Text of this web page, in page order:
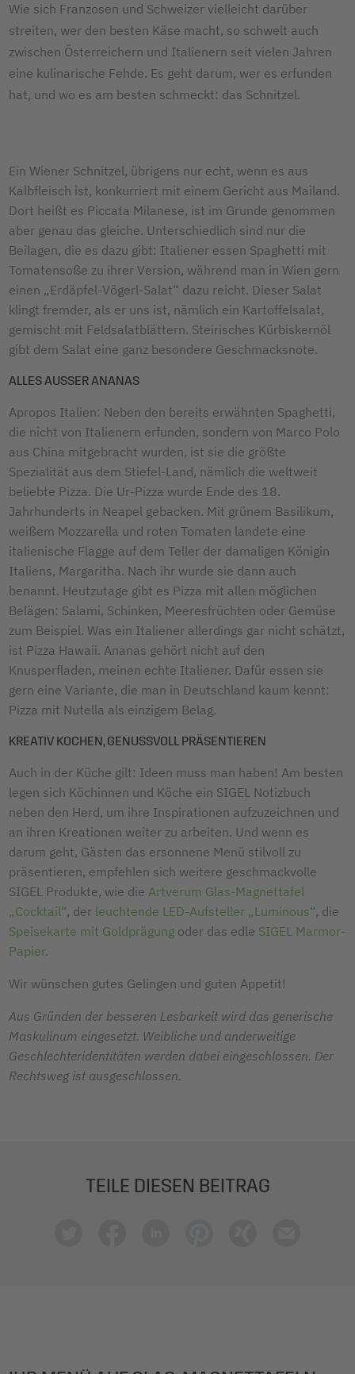
Wie sich Franzosen und Schweizer vielleicht darüber
streiten, wer den besten Käse macht, so schwelt auch
zwischen Österreichern und Italienern seit vielen Jahren
eine kulinarische Fehde. Es geht darum, wer es erfunden
hat, und wo es am besten schmeckt: das Schnitzel.
Ein Wiener Schnitzel, übrigens nur echt, wenn es aus
Kalbfleisch ist, konkurriert mit einem Gericht aus Mailand.
Dort heißt es Piccata Milanese, ist im Grunde genommen
aber genau das gleiche. Unterschiedlich sind nur die
Beilagen, die es dazu gibt: Italiener essen Spaghetti mit
Tomatensoße zu ihrer Version, während man in Wien gern
einen „Erdäpfel-Vögerl-Salat“ dazu reicht. Dieser Salat
klingt fremder, als er uns ist, nämlich ein Kartoffelsalat,
gemischt mit Feldsalatblättern. Steirisches Kürbiskernöl
gibt dem Salat eine ganz besondere Geschmacksnote.
ALLES AUSSER ANANAS
Apropos Italien: Neben den bereits erwähnten Spaghetti,
die nicht von Italienern erfunden, sondern von Marco Polo
aus China mitgebracht wurden, ist sie die größte
Spezialität aus dem Stiefel-Land, nämlich die weltweit
beliebte Pizza. Die Ur-Pizza wurde Ende des 18.
Jahrhunderts in Neapel gebacken. Mit grünem Basilikum,
weißem Mozzarella und roten Tomaten landete eine
italienische Flagge auf dem Teller der damaligen Königin
Italiens, Margaritha. Nach ihr wurde sie dann auch
benannt. Heutzutage gibt es Pizza mit allen möglichen
Belägen: Salami, Schinken, Meeresfrüchten oder Gemüse
zum Beispiel. Was ein Italiener allerdings gar nicht schätzt,
ist Pizza Hawaii. Ananas gehört nicht auf den
Knusperfladen, meinen echte Italiener. Dafür essen sie
gern eine Variante, die man in Deutschland kaum kennt:
Pizza mit Nutella als einzigem Belag.
KREATIV KOCHEN, GENUSSVOLL PRÄSENTIEREN
Auch in der Küche gilt: Ideen muss man haben! Am besten
legen sich Köchinnen und Köche ein SIGEL Notizbuch
neben den Herd, um ihre Inspirationen aufzuzeichnen und
an ihren Kreationen weiter zu arbeiten. Und wenn es
darum geht, Gästen das ersonnene Menü stilvoll zu
präsentieren, empfehlen sich weitere geschmackvolle
SIGEL Produkte, wie die Artverum Glas-Magnettafel
„Cocktail“, der leuchtende LED-Aufsteller „Luminous“, die
Speisekarte mit Goldprägung oder das edle SIGEL Marmor-
Papier.
Wir wünschen gutes Gelingen und guten Appetit!
Aus Gründen der besseren Lesbarkeit wird das generische
Maskulinum eingesetzt. Weibliche und anderweitige
Geschlechteridentitäten werden dabei eingeschlossen. Der
Rechtsweg ist ausgeschlossen.
TEILE DIESEN BEITRAG